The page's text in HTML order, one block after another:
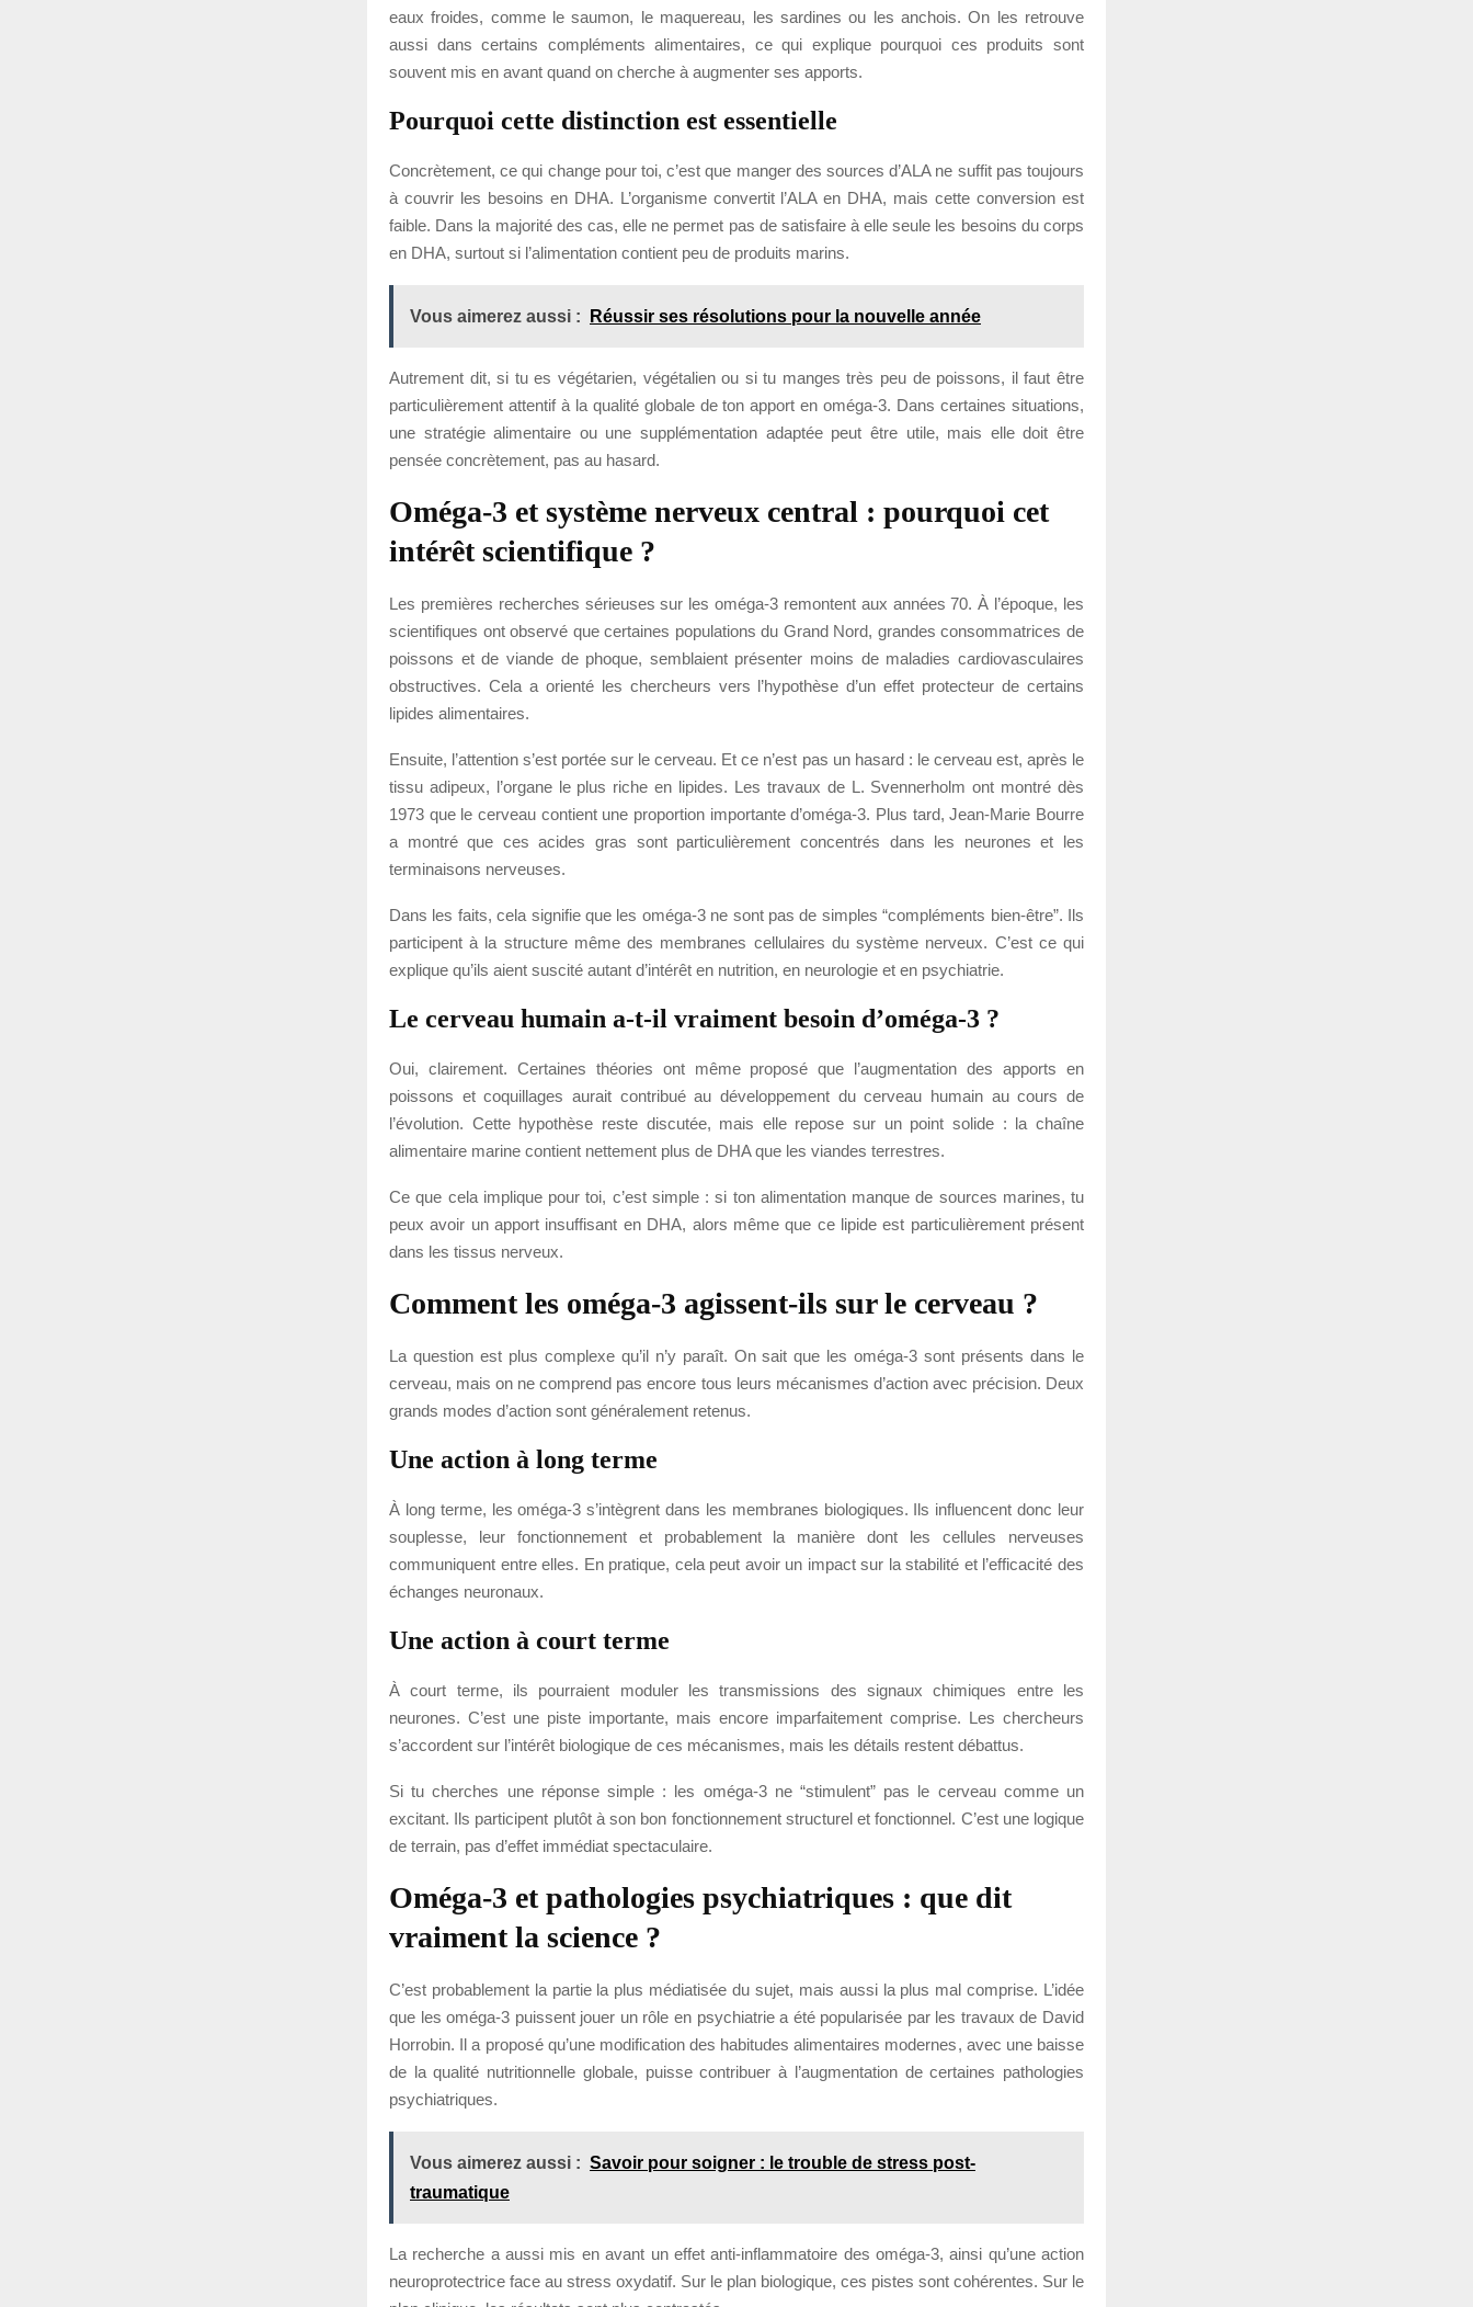
eaux froides, comme le saumon, le maquereau, les sardines ou les anchois. On les retrouve
aussi dans certains compléments alimentaires, ce qui explique pourquoi ces produits sont
souvent mis en avant quand on cherche à augmenter ses apports.
Pourquoi cette distinction est essentielle
Concrètement, ce qui change pour toi, c’est que manger des sources d’ALA ne suffit pas toujours
à couvrir les besoins en DHA. L’organisme convertit l’ALA en DHA, mais cette conversion est
faible. Dans la majorité des cas, elle ne permet pas de satisfaire à elle seule les besoins du corps
en DHA, surtout si l’alimentation contient peu de produits marins.
Vous aimerez aussi : Réussir ses résolutions pour la nouvelle année
Autrement dit, si tu es végétarien, végétalien ou si tu manges très peu de poissons, il faut être
particulièrement attentif à la qualité globale de ton apport en oméga-3. Dans certaines situations,
une stratégie alimentaire ou une supplémentation adaptée peut être utile, mais elle doit être
pensée concrètement, pas au hasard.
Oméga-3 et système nerveux central : pourquoi cet
intérêt scientifique ?
Les premières recherches sérieuses sur les oméga-3 remontent aux années 70. À l’époque, les
scientifiques ont observé que certaines populations du Grand Nord, grandes consommatrices de
poissons et de viande de phoque, semblaient présenter moins de maladies cardiovasculaires
obstructives. Cela a orienté les chercheurs vers l’hypothèse d’un effet protecteur de certains
lipides alimentaires.
Ensuite, l’attention s’est portée sur le cerveau. Et ce n’est pas un hasard : le cerveau est, après le
tissu adipeux, l’organe le plus riche en lipides. Les travaux de L. Svennerholm ont montré dès
1973 que le cerveau contient une proportion importante d’oméga-3. Plus tard, Jean-Marie Bourre
a montré que ces acides gras sont particulièrement concentrés dans les neurones et les
terminaisons nerveuses.
Dans les faits, cela signifie que les oméga-3 ne sont pas de simples “compléments bien-être”. Ils
participent à la structure même des membranes cellulaires du système nerveux. C’est ce qui
explique qu’ils aient suscité autant d’intérêt en nutrition, en neurologie et en psychiatrie.
Le cerveau humain a-t-il vraiment besoin d’oméga-3 ?
Oui, clairement. Certaines théories ont même proposé que l’augmentation des apports en
poissons et coquillages aurait contribué au développement du cerveau humain au cours de
l’évolution. Cette hypothèse reste discutée, mais elle repose sur un point solide : la chaîne
alimentaire marine contient nettement plus de DHA que les viandes terrestres.
Ce que cela implique pour toi, c’est simple : si ton alimentation manque de sources marines, tu
peux avoir un apport insuffisant en DHA, alors même que ce lipide est particulièrement présent
dans les tissus nerveux.
Comment les oméga-3 agissent-ils sur le cerveau ?
La question est plus complexe qu’il n’y paraît. On sait que les oméga-3 sont présents dans le
cerveau, mais on ne comprend pas encore tous leurs mécanismes d’action avec précision. Deux
grands modes d’action sont généralement retenus.
Une action à long terme
À long terme, les oméga-3 s’intègrent dans les membranes biologiques. Ils influencent donc leur
souplesse, leur fonctionnement et probablement la manière dont les cellules nerveuses
communiquent entre elles. En pratique, cela peut avoir un impact sur la stabilité et l’efficacité des
échanges neuronaux.
Une action à court terme
À court terme, ils pourraient moduler les transmissions des signaux chimiques entre les
neurones. C’est une piste importante, mais encore imparfaitement comprise. Les chercheurs
s’accordent sur l’intérêt biologique de ces mécanismes, mais les détails restent débattus.
Si tu cherches une réponse simple : les oméga-3 ne “stimulent” pas le cerveau comme un
excitant. Ils participent plutôt à son bon fonctionnement structurel et fonctionnel. C’est une logique
de terrain, pas d’effet immédiat spectaculaire.
Oméga-3 et pathologies psychiatriques : que dit
vraiment la science ?
C’est probablement la partie la plus médiatisée du sujet, mais aussi la plus mal comprise. L’idée
que les oméga-3 puissent jouer un rôle en psychiatrie a été popularisée par les travaux de David
Horrobin. Il a proposé qu’une modification des habitudes alimentaires modernes, avec une baisse
de la qualité nutritionnelle globale, puisse contribuer à l’augmentation de certaines pathologies
psychiatriques.
Vous aimerez aussi : Savoir pour soigner : le trouble de stress post-
traumatique
La recherche a aussi mis en avant un effet anti-inflammatoire des oméga-3, ainsi qu’une action
neuroprotectrice face au stress oxydatif. Sur le plan biologique, ces pistes sont cohérentes. Sur le